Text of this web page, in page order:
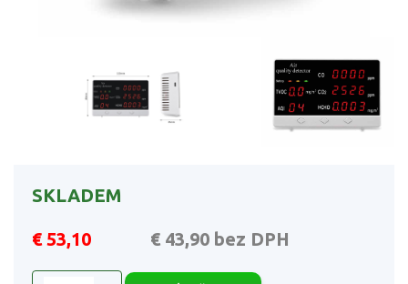
SKLADEM
€ 53,10 € 43,90 bez DPH